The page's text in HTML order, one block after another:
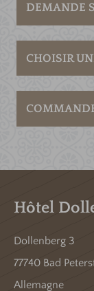
DEMANDE
CHOISIR
Hôtel
Dollenberg 3
77740 Bad
Allemagne